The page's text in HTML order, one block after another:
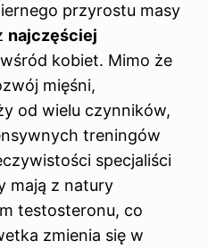
przyrostu masy
najczęściej
wśród kobiet. Mimo że
mięśni,
od wielu czynników,
treningów
specjaliści
mają z natury
testosteronu, co
zmienia się w